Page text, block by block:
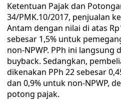
Ketentuan Pajak dan
34/PMK.10/2017, penjualan
Antam dengan nilai di atas
sebesar 1,5% untuk
non-NPWP. PPh ini langsung
buyback. Sedangkan,
dikenakan PPh 22 sebesar
dan 0,9% untuk non-NPWP,
potong pajak.